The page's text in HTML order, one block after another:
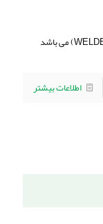
اطلاعات بیشتر